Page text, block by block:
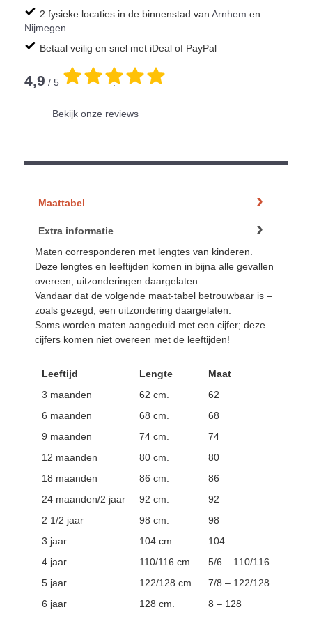
2 fysieke locaties in de binnenstad van Arnhem en
Nijmegen
Betaal veilig en snel met iDeal of PayPal
4,9 / 5 .
Bekijk onze reviews
Maattabel
Extra informatie
Maten corresponderen met lengtes van kinderen.
Deze lengtes en leeftijden komen in bijna alle gevallen
overeen, uitzonderingen daargelaten.
Vandaar dat de volgende maat-tabel betrouwbaar is –
zoals gezegd, een uitzondering daargelaten.
Soms worden maten aangeduid met een cijfer; deze
cijfers komen niet overeen met de leeftijden!
Leeftijd Lengte
Maat
3 maanden
62 cm.
62
6 maanden
68 cm.
68
9 maanden
74 cm.
74
12 maanden
80 cm.
80
18 maanden
86 cm.
86
24 maanden/2 jaar
92 cm.
92
2 1/2 jaar
98 cm.
98
3 jaar
104 cm.
104
4 jaar
110/116 cm.
5/6 – 110/116
5 jaar
122/128 cm.
7/8 – 122/128
6 jaar
128 cm.
8 – 128